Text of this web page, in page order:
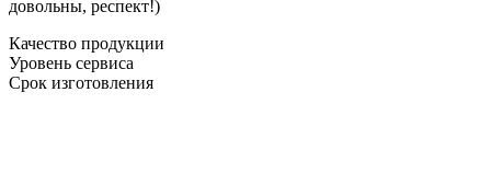
довольны, респект!)
Качество продукции
Уровень сервиса
Срок изготовления